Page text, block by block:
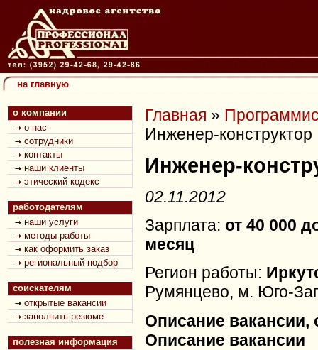
на главную
о компании
о нас
сотрудники
контакты
наши клиенты
этический кодекс
работодателям
наши услуги
методы работы
как оформить заказ
региональный подбор
соискателям
открытые вакансии
заполнить резюме
полезная информация
Главная »
Инженер-конструктор
Инженер-
02.11.2012
Зарплата: от 40 000
месяц
Регион работы:
Румянцево, м. Юго-
Описание вакансии,
Описание вакансии